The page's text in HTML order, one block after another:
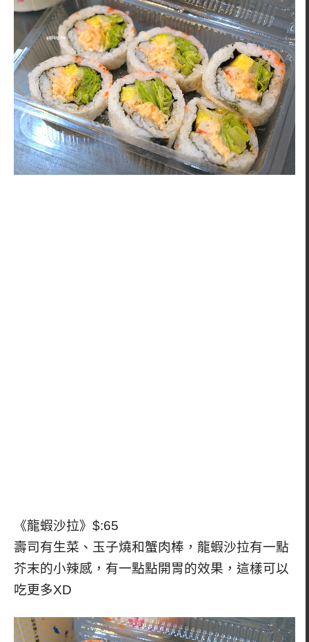
《龍蝦沙拉》$:65
壽司有生菜、玉子燒和蟹肉棒，龍蝦沙拉有一點
芥末的小辣感，有一點點開胃的效果，這樣可以
吃更多XD